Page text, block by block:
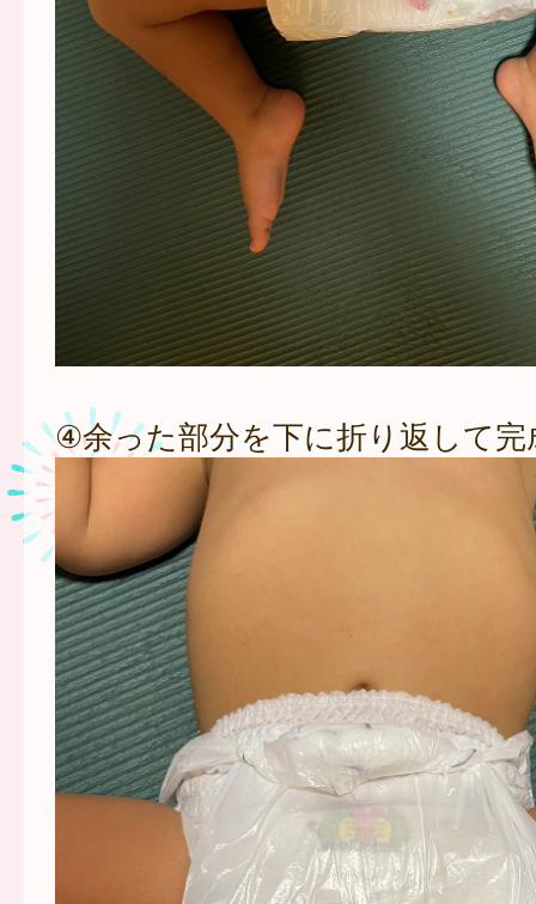
④余った部分を下に折り返して完